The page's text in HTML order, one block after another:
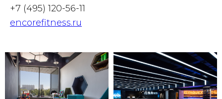
+7 (495) 120-56-11
encorefitness.ru